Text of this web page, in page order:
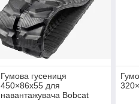
Гумова гусениця
450×86x55 для
навантажувача Bobcat